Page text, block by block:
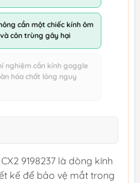
cần một chiếc kính ôm
côn trùng gây hại
nghiệm cần kính goggle
hóa chất lỏng nguy
9198237 là dòng kính
kế để bảo vệ mắt trong